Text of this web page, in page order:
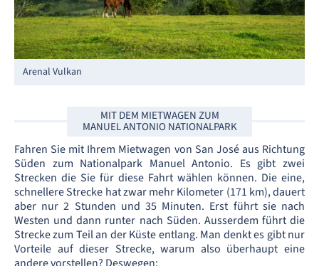
Arenal Vulkan
MIT DEM MIETWAGEN ZUM
MANUEL ANTONIO NATIONALPARK
Fahren Sie mit Ihrem Mietwagen von San José aus Richtung
Süden zum Nationalpark Manuel Antonio. Es gibt zwei
Strecken die Sie für diese Fahrt wählen können. Die eine,
schnellere Strecke hat zwar mehr Kilometer (171 km), dauert
aber nur 2 Stunden und 35 Minuten. Erst führt sie nach
Westen und dann runter nach Süden. Ausserdem führt die
Strecke zum Teil an der Küste entlang. Man denkt es gibt nur
Vorteile auf dieser Strecke, warum also überhaupt eine